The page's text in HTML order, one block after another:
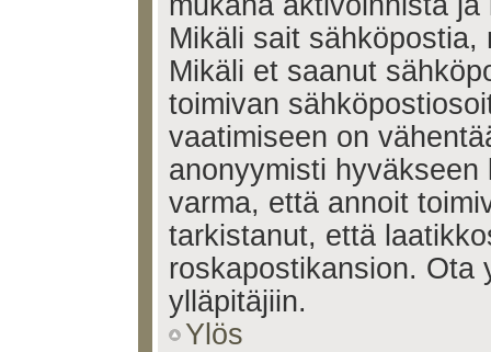
Mikäli sait
Mikäli et saanut
toimivan
vaatimiseen on
anonyymisti
varma, että annoit
tarkistanut, että
roskapostikansion. Ota
ylläpitäjiin.
Ylös